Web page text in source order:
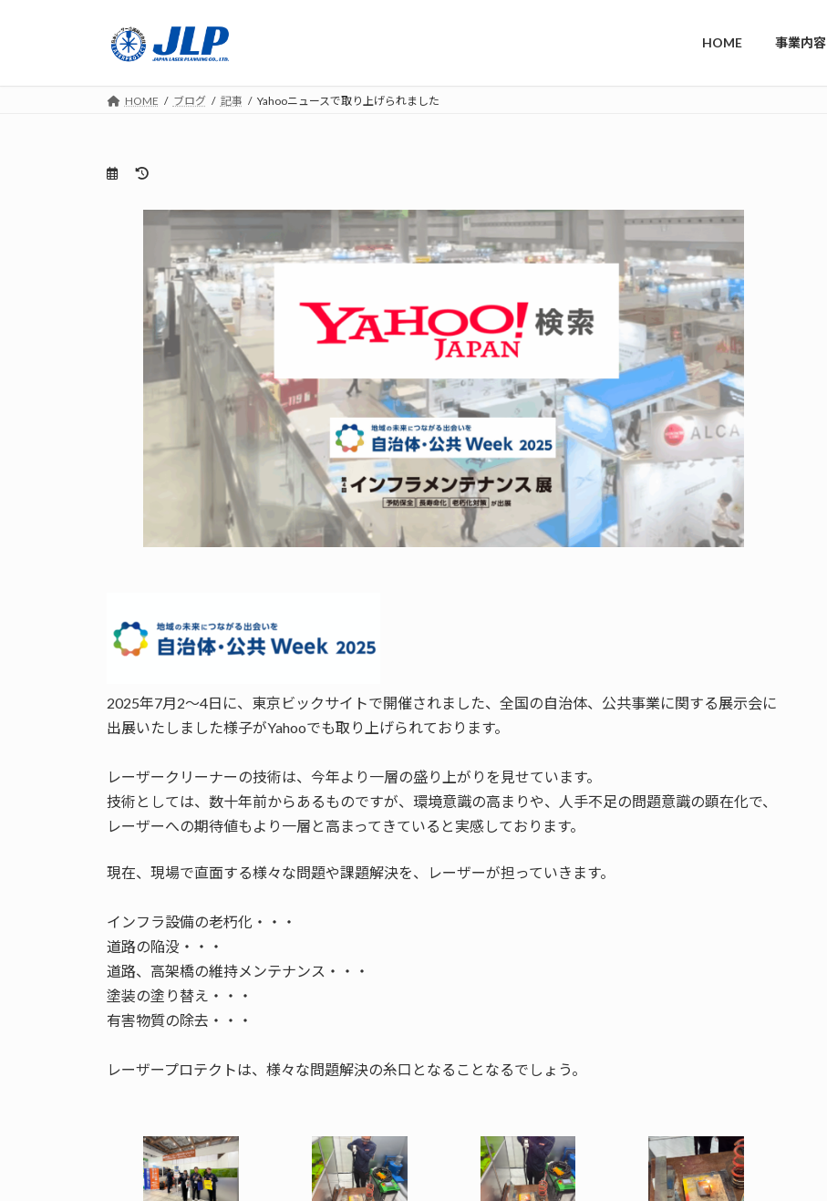
HOME 事業内容
HOME ブログ 記事 Yahooニュースで取り上げられました
更
新
時
:
2025年7月2〜4日に、東京ビックサイトで開催されました、全国の自治体、公共事業に関する展示会に
出展いたしました様子がYahooでも取り上げられております。
レーザークリーナーの技術は、今年より一層の盛り上がりを見せています。
技術としては、数十年前からあるものですが、環境意識の高まりや、人手不足の問題意識の顕在化で、
レーザーへの期待値もより一層と高まってきていると実感しております。
現在、現場で直面する様々な問題や課題解決を、レーザーが担っていきます。
インフラ設備の老朽化・・・
道路の陥没・・・
道路、高架橋の維持メンテナンス・・・
塗装の塗り替え・・・
有害物質の除去・・・
レーザープロテクトは、様々な問題解決の糸口となることなるでしょう。